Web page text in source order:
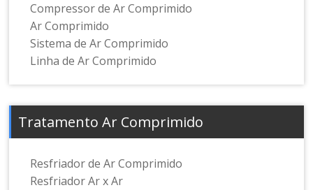
Compressor de Ar Comprimido
Ar Comprimido
Sistema de Ar Comprimido
Linha de Ar Comprimido
Tratamento Ar Comprimido
Resfriador de Ar Comprimido
Resfriador Ar x Ar